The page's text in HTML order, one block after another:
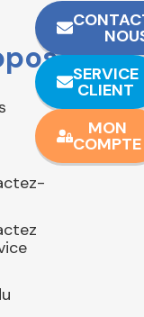
SERVICE
CLIENT
MON
COMPTE